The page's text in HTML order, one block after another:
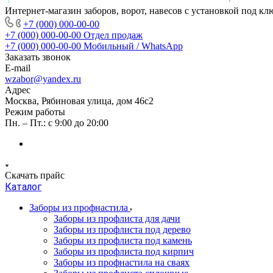
Интернет-магазин заборов, ворот, навесов с установкой под
+7 (000) 000-00-00
+7 (000) 000-00-00 Отдел продаж
+7 (000) 000-00-00 Мобильный / WhatsApp
Заказать звонок
E-mail
wzabor@yandex.ru
Адрес
Москва, Рябиновая улица, дом 46с2
Режим работы
Пн. – Пт.: с 9:00 до 20:00
Скачать прайс
Каталог
Заборы из профнастила
Заборы из профлиста для дачи
Заборы из профлиста под дерево
Заборы из профлиста под камень
Заборы из профлиста под кирпич
Заборы из профнастила на сваях